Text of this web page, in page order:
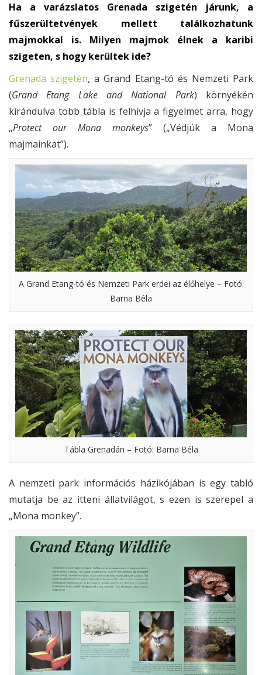
Ha a varázslatos Grenada szigetén járunk, a
fűszerültetvények mellett találkozhatunk
majmokkal is. Milyen majmok élnek a karibi
szigeten, s hogy kerültek ide?
Grenada szigetén, a Grand Etang-tó és Nemzeti Park
(Grand Etang Lake and National Park) környékén
kirándulva több tábla is felhívja a figyelmet arra, hogy
„Protect our Mona monkeys” („Védjük a Mona
majmainkat”).
A Grand Etang-tó és Nemzeti Park erdei az élőhelye – Fotó:
Barna Béla
Tábla Grenadán – Fotó: Barna Béla
A nemzeti park információs házikójában is egy tabló
mutatja be az itteni állatvilágot, s ezen is szerepel a
„Mona monkey”.